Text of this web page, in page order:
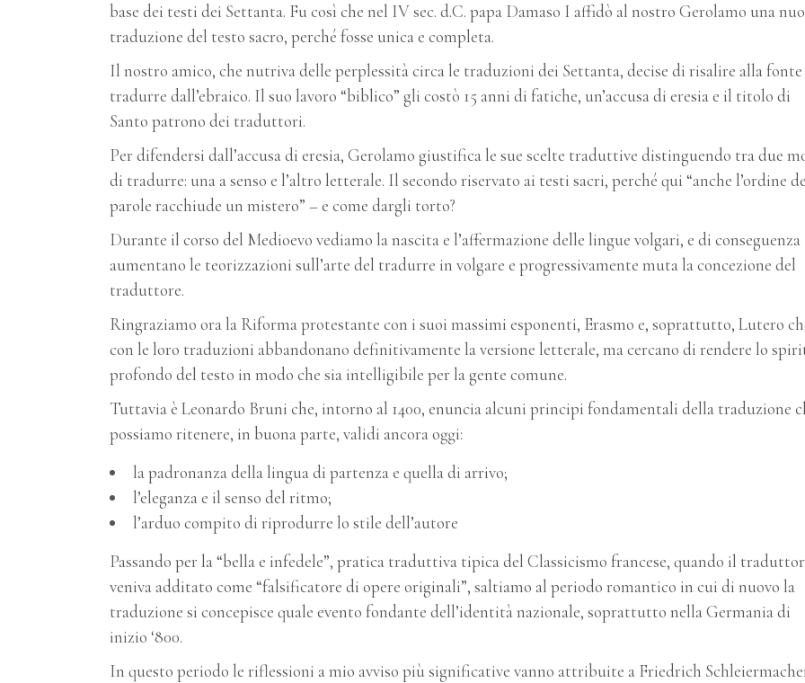
base dei testi dei Settanta. Fu così che nel IV sec. d.C. papa Damaso I affidò al nostro Gerolamo una
traduzione del testo sacro, perché fosse unica e completa.
Il nostro amico, che nutriva delle perplessità circa le traduzioni dei Settanta, decise di risalire alla fonte
tradurre dall’ebraico. Il suo lavoro “biblico” gli costò 15 anni di fatiche, un’accusa di eresia e il titolo di
Santo patrono dei traduttori.
Per difendersi dall’accusa di eresia, Gerolamo giustifica le sue scelte traduttive distinguendo tra due
di tradurre: una a senso e l’altro letterale. Il secondo riservato ai testi sacri, perché qui “anche l’ordine
parole racchiude un mistero” – e come dargli torto?
Durante il corso del Medioevo vediamo la nascita e l’affermazione delle lingue volgari, e di conseguenza
aumentano le teorizzazioni sull’arte del tradurre in volgare e progressivamente muta la concezione del
traduttore.
Ringraziamo ora la Riforma protestante con i suoi massimi esponenti, Erasmo e, soprattutto, Lutero
con le loro traduzioni abbandonano definitivamente la versione letterale, ma cercano di rendere lo
profondo del testo in modo che sia intelligibile per la gente comune.
Tuttavia è Leonardo Bruni che, intorno al 1400, enuncia alcuni principi fondamentali della traduzione
possiamo ritenere, in buona parte, validi ancora oggi:
la padronanza della lingua di partenza e quella di arrivo;
l’eleganza e il senso del ritmo;
l’arduo compito di riprodurre lo stile dell’autore
Passando per la “bella e infedele”, pratica traduttiva tipica del Classicismo francese, quando il
veniva additato come “falsificatore di opere originali”, saltiamo al periodo romantico in cui di nuovo la
traduzione si concepisce quale evento fondante dell’identità nazionale, soprattutto nella Germania di
inizio ‘800.
In questo periodo le riflessioni a mio avviso più significative vanno attribuite a Friedrich